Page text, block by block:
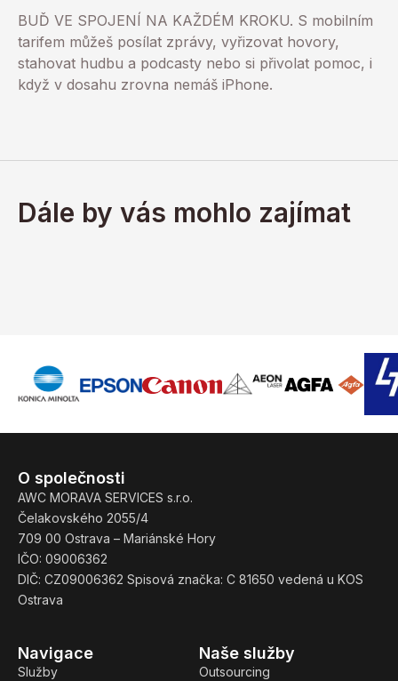
BUĎ VE SPOJENÍ NA KAŽDÉM KROKU. S mobilním
tarifem můžeš posílat zprávy, vyřizovat hovory,
stahovat hudbu a podcasty nebo si přivolat pomoc, i
když v dosahu zrovna nemáš iPhone.
Dále by vás mohlo zajímat
Naše služby
Outsourcing
Navigace
Služby
O společnosti
AWC MORAVA SERVICES s.r.o.
Čelakovského 2055/4
709 00 Ostrava – Mariánské Hory
IČO: 09006362
DIČ: CZ09006362 Spisová značka: C 81650 vedená u KOS
Ostrava